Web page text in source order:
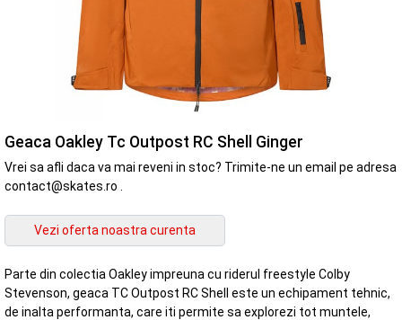
Geaca Oakley Tc Outpost RC Shell Ginger
Vrei sa afli daca va mai reveni in stoc? Trimite-ne un email pe adresa
contact@skates.ro .
Parte din colectia Oakley impreuna cu riderul freestyle Colby
Stevenson, geaca TC Outpost RC Shell este un echipament tehnic,
de inalta performanta, care iti permite sa explorezi tot muntele,